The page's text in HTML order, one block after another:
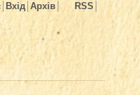
Вхід Архів RSS